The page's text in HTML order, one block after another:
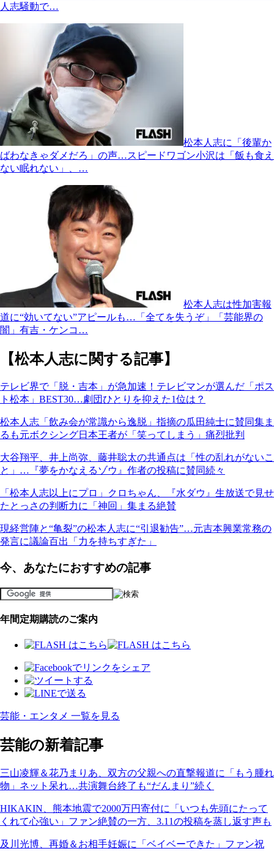
人志騒動で…
松本人志に「後輩か
ばわなきゃダメだろ」の声…スピードワゴン小沢は「飯も食え
ない眠れない」、…
松本人志は性加害報
道に“効いてない”アピールも…「全てを失うぞ」「芸能界の
闇」有吉・ケンコ…
【松本人志に関する記事】
テレビ界で「脱・吉本」が急加速！テレビマンが選んだ「ポス
ト松本」BEST30…劇団ひとりを抑えた1位は？
松本人志「飲み会が常識から逸脱」指摘の瓜田純士に賛同集ま
るも元ボクシング日本王者が「笑ってしまう」痛烈批判
大谷翔平、井上尚弥、藤井聡太の共通点は「性の乱れがないこ
と」…『夢をかなえるゾウ』作者の投稿に賛同続々
「松本人志以上にプロ」クロちゃん、『水ダウ』生放送で見せ
たとっさの判断力に「神回」集まる絶賛
現経営陣と“亀裂”の松本人志に“引退勧告”…元吉本興業常務の
発言に議論百出「力を持ちすぎた」
今、あなたにおすすめの記事
年間定期購読のご案内
芸能・エンタメ 一覧を見る
芸能の新着記事
三山凌輝＆花乃まりあ、双方の父親への直撃報道に「もう腫れ
物」ネット呆れ…共演舞台終了も“だんまり”続く
HIKAKIN、熊本地震で2000万円寄付に「いつも先頭にたって
くれて心強い」ファン絶賛の一方、3.11の投稿を蒸し返す声も
及川光博、再婚＆お相手妊娠に「ベイベーできた」ファン祝